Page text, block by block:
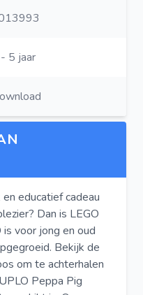
5 jaar
educatief cadeau
Dan is LEGO
voor jong en oud
Bekijk de
om te achterhalen
Peppa Pig